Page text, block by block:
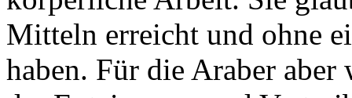
Mitteln erreicht und ohne
haben. Für die Araber aber